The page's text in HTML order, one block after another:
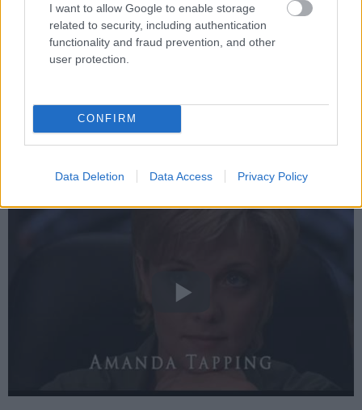
I want to allow Google to enable storage
related to security, including authentication
functionality and fraud prevention, and other
user protection.
CONFIRM
Data Deletion Data Access Privacy Policy
feliratú reklámszalag repültetése az Amazon stúdiójának
központja fölött. A legnagyobb petíció már több mint 40
ezer aláírást gyűjtött össze.
mondott le teljesen a franchise jövőjéről, jelenleg úgy
tűnik, hogy ez a konkrét projekt volt az egyetlen olyan új
Csillagkapu-sorozat, amelyben az eredeti alkotók és